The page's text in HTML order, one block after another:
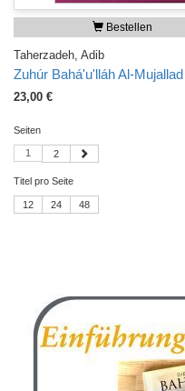
Bestellen
Taherzadeh, Adib
Zuhúr Bahá'u'lláh Al-
23,00 €
Seiten
1 2
Titel pro Seite
12 24 48